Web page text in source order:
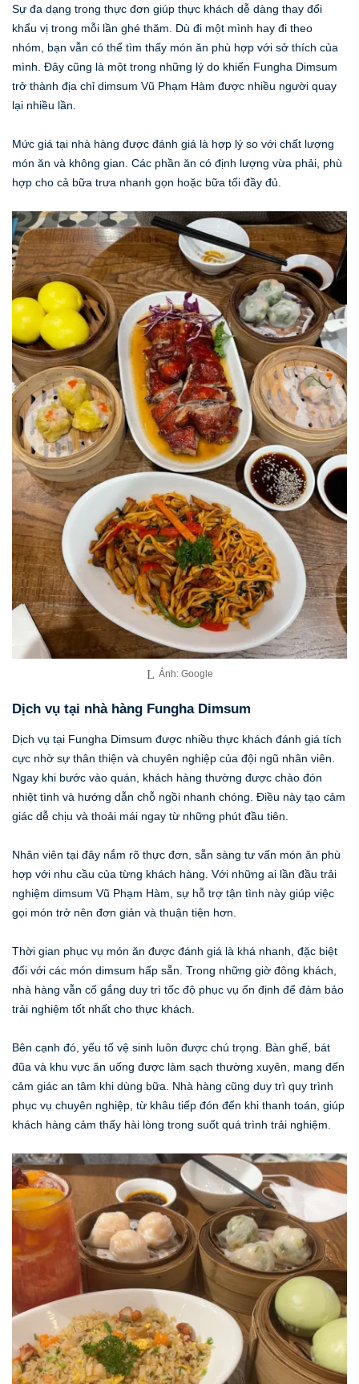
Sự đa dạng trong thực đơn giúp thực khách dễ dàng thay đổi
khẩu vị trong mỗi lần ghé thăm. Dù đi một mình hay đi theo
nhóm, bạn vẫn có thể tìm thấy món ăn phù hợp với sở thích của
mình. Đây cũng là một trong những lý do khiến Fungha Dimsum
trở thành địa chỉ dimsum Vũ Phạm Hàm được nhiều người quay
lại nhiều lần.
Mức giá tại nhà hàng được đánh giá là hợp lý so với chất lượng
món ăn và không gian. Các phần ăn có định lượng vừa phải, phù
hợp cho cả bữa trưa nhanh gọn hoặc bữa tối đầy đủ.
Ảnh: Google
Dịch vụ tại nhà hàng Fungha Dimsum
Dịch vụ tại Fungha Dimsum được nhiều thực khách đánh giá tích
cực nhờ sự thân thiện và chuyên nghiệp của đội ngũ nhân viên.
Ngay khi bước vào quán, khách hàng thường được chào đón
nhiệt tình và hướng dẫn chỗ ngồi nhanh chóng. Điều này tạo cảm
giác dễ chịu và thoải mái ngay từ những phút đầu tiên.
Nhân viên tại đây nắm rõ thực đơn, sẵn sàng tư vấn món ăn phù
hợp với nhu cầu của từng khách hàng. Với những ai lần đầu trải
nghiệm dimsum Vũ Phạm Hàm, sự hỗ trợ tận tình này giúp việc
gọi món trở nên đơn giản và thuận tiện hơn.
Thời gian phục vụ món ăn được đánh giá là khá nhanh, đặc biệt
đối với các món dimsum hấp sẵn. Trong những giờ đông khách,
nhà hàng vẫn cố gắng duy trì tốc độ phục vụ ổn định để đảm bảo
trải nghiệm tốt nhất cho thực khách.
Bên cạnh đó, yếu tố vệ sinh luôn được chú trọng. Bàn ghế, bát
đũa và khu vực ăn uống được làm sạch thường xuyên, mang đến
cảm giác an tâm khi dùng bữa. Nhà hàng cũng duy trì quy trình
phục vụ chuyên nghiệp, từ khâu tiếp đón đến khi thanh toán, giúp
khách hàng cảm thấy hài lòng trong suốt quá trình trải nghiệm.